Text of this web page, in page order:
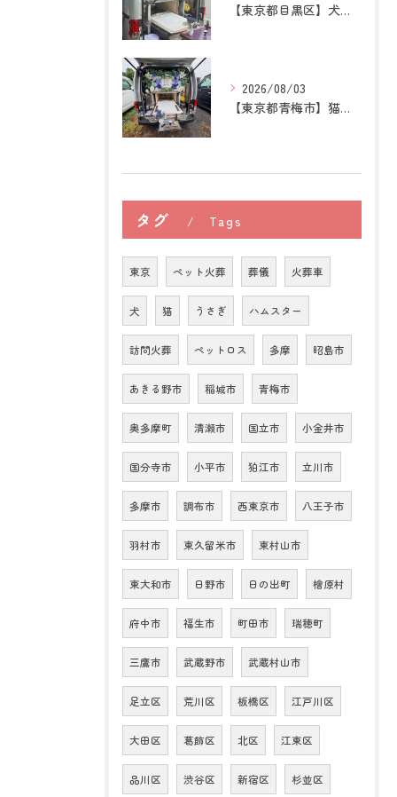
【東京都目黒区】犬の訪問ペット火葬｜住み慣れた場所で心穏やか...
2026/08/03
【東京都青梅市】猫の訪問ペット火葬｜後悔しないために知ってお...
タグ Tags
東京 ペット火葬 葬儀 火葬車
犬 猫 うさぎ ハムスター
訪問火葬 ペットロス 多摩 昭島市
あきる野市 稲城市 青梅市
奥多摩町 清瀬市 国立市 小金井市
国分寺市 小平市 狛江市 立川市
多摩市 調布市 西東京市 八王子市
羽村市 東久留米市 東村山市
東大和市 日野市 日の出町 檜原村
府中市 福生市 町田市 瑞穂町
三鷹市 武蔵野市 武蔵村山市
足立区 荒川区 板橋区 江戸川区
大田区 葛飾区 北区 江東区
品川区 渋谷区 新宿区 杉並区